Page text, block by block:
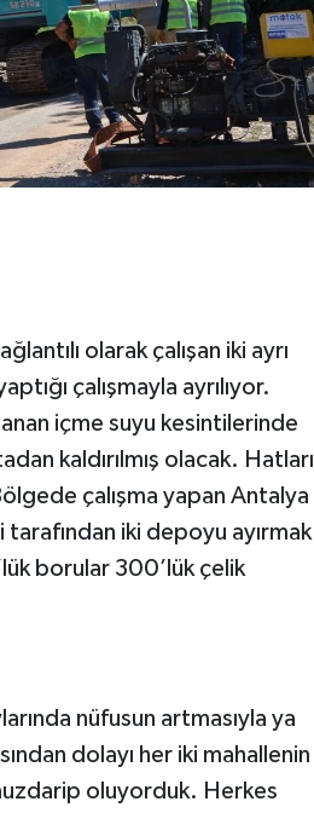
olarak çalışan iki ayrı
çalışmayla ayrılıyor.
içme suyu kesintilerinde
kaldırılmış olacak. Hatları
çalışma yapan Antalya
iki depoyu ayırmak
borular 300’lük çelik
nüfusun artmasıyla ya
dolayı her iki mahallenin
oluyorduk. Herkes